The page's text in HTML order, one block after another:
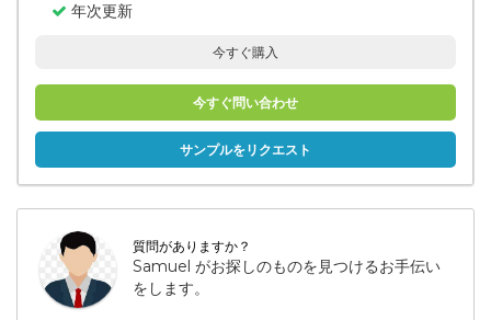
年次更新
今すぐ購入
今すぐ問い合わせ
サンプルをリクエスト
質問がありますか？
Samuel がお探しのものを見つけるお手伝い
をします。